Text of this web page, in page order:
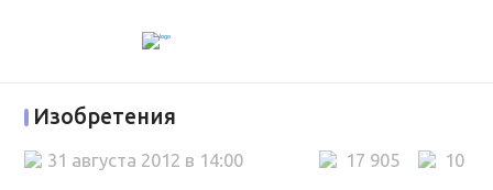
Изобретения
10
17 905
31 августа 2012 в 14:00